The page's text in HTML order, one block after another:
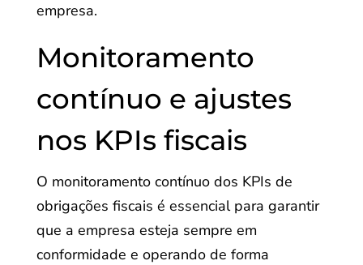
empresa.
Monitoramento
contínuo e ajustes
nos KPIs fiscais
O monitoramento contínuo dos KPIs de
obrigações fiscais é essencial para garantir
que a empresa esteja sempre em
conformidade e operando de forma